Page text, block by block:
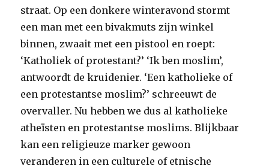
straat. Op een donkere winteravond stormt
een man met een bivakmuts zijn winkel
binnen, zwaait met een pistool en roept:
‘Katholiek of protestant?’ ‘Ik ben moslim’,
antwoordt de kruidenier. ‘Een katholieke of
een protestantse moslim?’ schreeuwt de
overvaller. Nu hebben we dus al katholieke
atheïsten en protestantse moslims. Blijkbaar
kan een religieuze marker gewoon
veranderen in een culturele of etnische